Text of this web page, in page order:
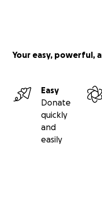
Your easy, powerful,
Easy
Donate
quickly
and
easily